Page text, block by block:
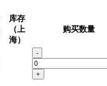
库存
（上
海）
购买数量
-
+